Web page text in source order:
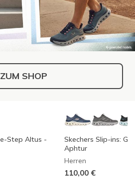
ZUM SHOP
Step Altus -
Skechers Slip-ins:
Aphtur
Herren
110,00 €